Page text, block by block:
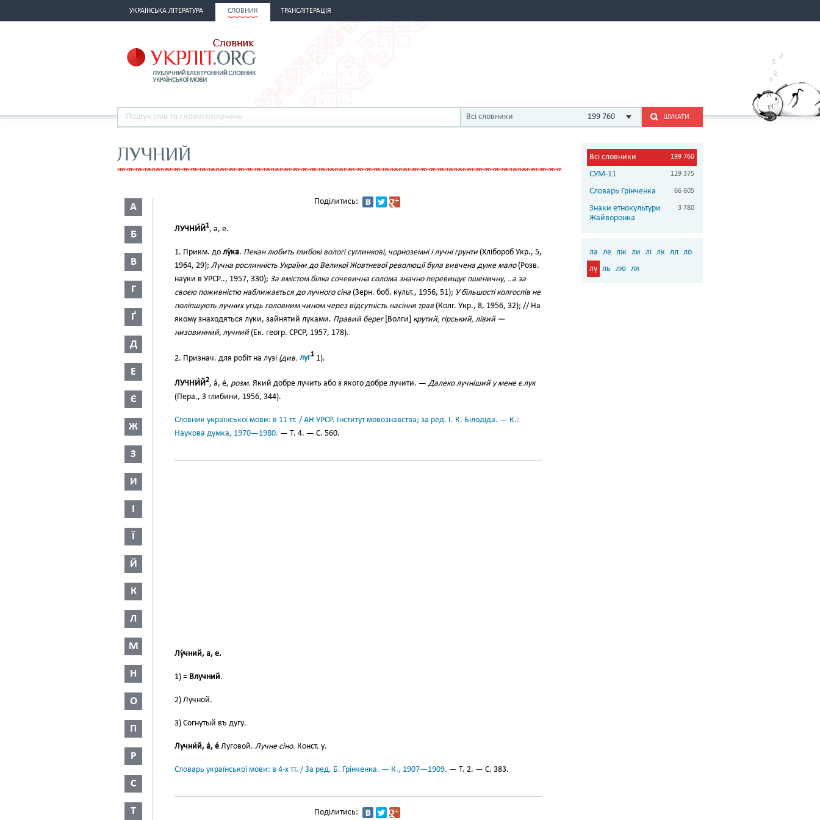
УКРАЇНСЬКА ЛІТЕРАТУРА СЛОВНИК ТРАНСЛІТЕРАЦІЯ
Всі словники 199 760 ШУКАТИ
ЛУЧНИЙ
А
Б
В
Г
Ґ
Д
Е
Є
Ж
З
И
І
Ї
Й
К
Л
М
Н
О
П
Р
С
Т
Поділитись:
ЛУЧНИ́Й1, а, е.
1. Прикм. до лу́ка. Пекан любить глибокі вологі суглинкові, чорноземні і лучні грунти (Хлібороб Укр., 5,
1964, 29); Лучна рослинність України до Великої Жовтневої революції була вивчена дуже мало(Розв.
науки в УРСР.., 1957, 330); За вмістом білка сочевична солома значно перевищує пшеничну, ..а за
своєю поживністю наближається до лучного сіна (Зерн. боб. культ., 1956, 51); У більшості колгоспів не
поліпшують лучних угідь головним чином через відсутність насіння трав (Колг. Укр., 8, 1956, 32); // На
якому знаходяться луки, зайнятий луками. Правий берег[Волги] крутий, гірський, лівий —
низовинний, лучний (Ек. геогр. СРСР, 1957, 178).
2. Признач. для робіт на лузі (див. луг1 1).
ЛУЧНИ́Й2, а́, е́, розм. Який добре лучить або з якого добре лучити. — Далеко лучніший у мене є лук
(Пера., З глибини, 1956, 344).
Словник української мови: в 11 тт. / АН УРСР. Інститут мовознавства; за ред. І. К. Білодіда. — К.:
Наукова думка, 1970—1980. — Т. 4. — С. 560.
Лу́чний, а, е.
1) = Влучний.
2) Лучной.
3) Согнутый въ дугу.
Лучни́й, а́, е́ Луговой. Лучне сіно. Конст. у.
Словарь української мови: в 4-х тт. / За ред. Б. Грінченка. — К., 1907—1909. — Т. 2. — С. 383.
Поділитись:
Всі словники 199 760
СУМ-11 129 375
Словарь Грінченка 66 605
Знаки етнокультури
Жайворонка
3 780
ла ле лж ли лі лк лл ло
лу ль лю ля